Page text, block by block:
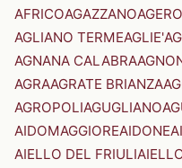
AFRICOAGAZZANO
AGLIANO TERMEAGLIE'
AGNANA CALABRA
AGRAAGRATE BRIANZA
AGROPOLIAGUGLIANO
AIDOMAGGIOREAIDONE
AIELLO DEL FRIULI